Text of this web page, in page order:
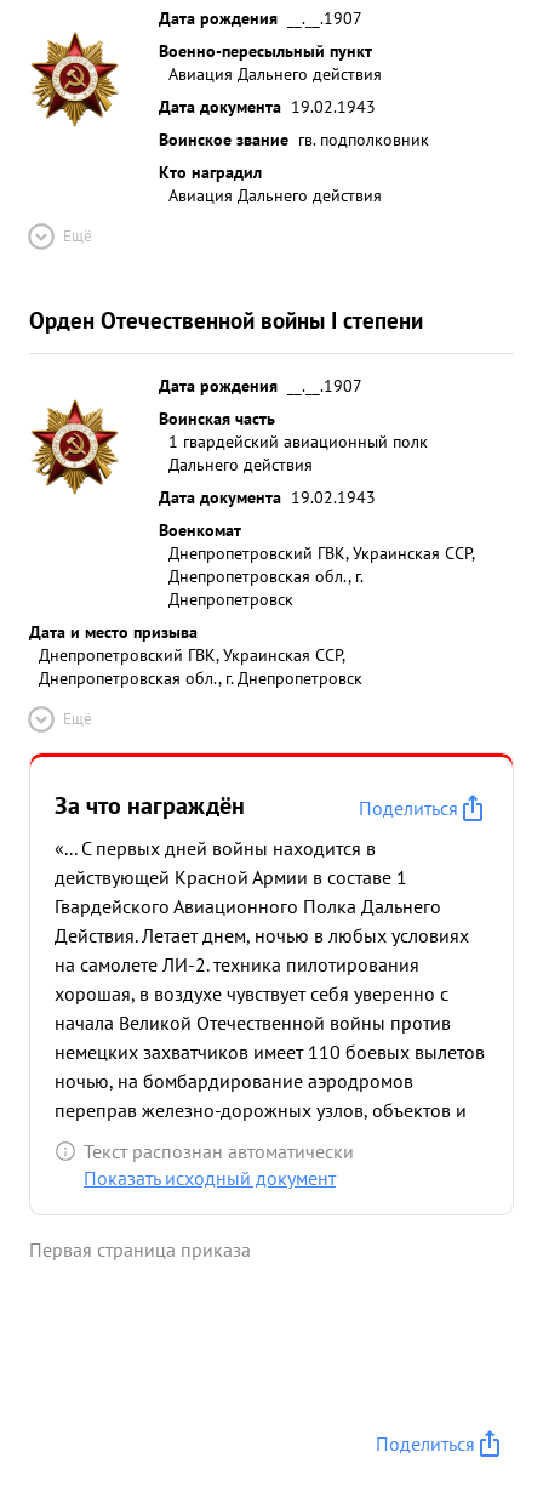
Дата рождения
__.__.1907
Военно-пересыльный пункт
Авиация Дальнего действия
Дата документа 19.02.1943
Воинское звание гв. подполковник
Кто наградил
Авиация Дальнего действия
Ещё
Орден Отечественной войны I степени
Дата рождения
__.__.1907
Воинская часть
1 гвардейский авиационный полк
Дальнего действия
Дата документа 19.02.1943
Военкомат
Днепропетровский ГВК, Украинская ССР,
Днепропетровская обл., г.
Днепропетровск
Дата и место призыва
Днепропетровский ГВК, Украинская ССР,
Днепропетровская обл., г. Днепропетровск
Ещё
За что награждён
Поделиться
«... С первых дней войны находится в
действующей Красной Армии в составе 1
Гвардейского Авиационного Полка Дальнего
Действия. Летает днем, ночью в любых условиях
на самолете ЛИ-2. техника пилотирования
хорошая, в воздухе чувствует себя уверенно с
начала Великой Отечественной войны против
немецких захватчиков имеет 110 боевых вылетов
ночью, на бомбардирование аэродромов
переправ железно-дорожных узлов, объектов и
скопления техники и живой силы противника,
задания выполнил хорошо После второго
боевых вылетов Дисциплинирован. Требователен
работу. Эскадрилией командует с апреля месяца
Текст распознан автоматически
Показать исходный документ
Первая страница приказа
Поделиться